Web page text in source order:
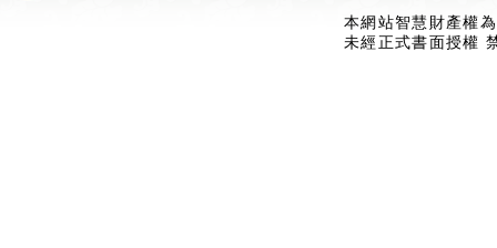
本網站智慧財產權
未經正式書面授權